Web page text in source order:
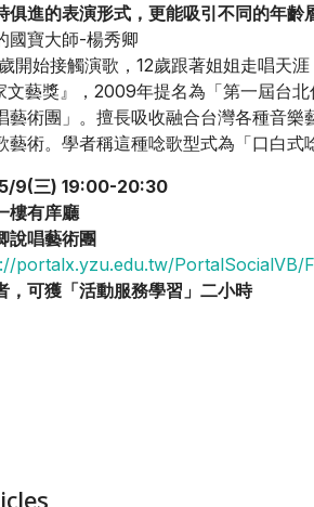
俱進的表演形式，更能吸引不同的年齡
國寶大師-楊秀卿
開始接觸演歌，12歲跟著姐姐走唱天
文藝獎』，2009年提名為「第一屆台
藝術團」。擅長吸收融合台灣各種音
藝術。學者稱這種唸歌型式為「口白式
9(三) 19:00-20:30
樓有庠廳
說唱藝術團
portalx.yzu.edu.tw/PortalSocialVB/
，可獲「活動服務學習」二小時
表演】音樂表演 青春音樂劇之戀愛學分修一